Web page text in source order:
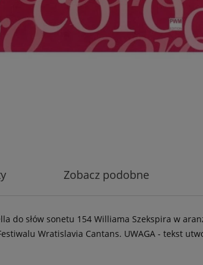
Zobacz podobne
do słów sonetu 154 Williama Szekspira w
Wratislavia Cantans. UWAGA - tekst